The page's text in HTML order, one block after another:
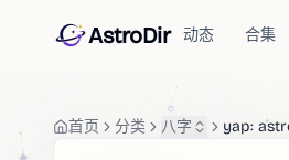
AstroDir 动态 合集
首页 分类 八字 yap: